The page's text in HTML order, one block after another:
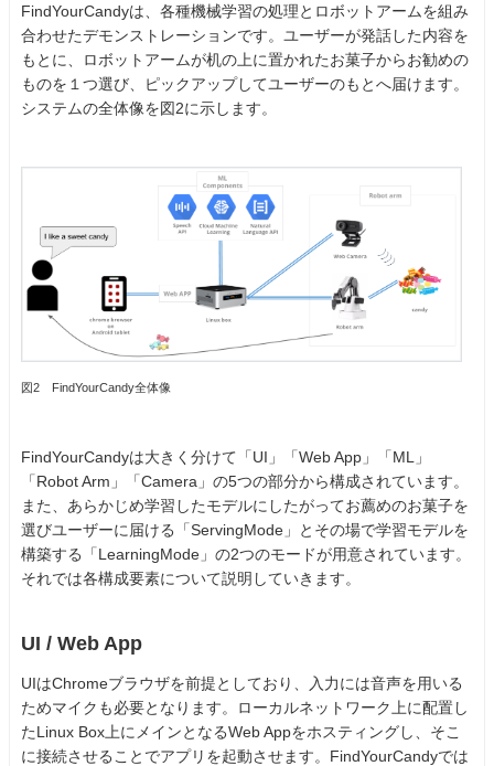
FindYourCandyは、各種機械学習の処理とロボットアームを組み
合わせたデモンストレーションです。ユーザーが発話した内容を
もとに、ロボットアームが机の上に置かれたお菓子からお勧めの
ものを１つ選び、ピックアップしてユーザーのもとへ届けます。
システムの全体像を図2に示します。
図2 FindYourCandy全体像
FindYourCandyは大きく分けて「UI」「Web App」「ML」
「Robot Arm」「Camera」の5つの部分から構成されています。
また、あらかじめ学習したモデルにしたがってお薦めのお菓子を
選びユーザーに届ける「ServingMode」とその場で学習モデルを
構築する「LearningMode」の2つのモードが用意されています。
それでは各構成要素について説明していきます。
UI / Web App
UIはChromeブラウザを前提としており、入力には音声を用いる
ためマイクも必要となります。ローカルネットワーク上に配置し
たLinux Box上にメインとなるWeb Appをホスティングし、そこ
に接続させることでアプリを起動させます。FindYourCandyでは